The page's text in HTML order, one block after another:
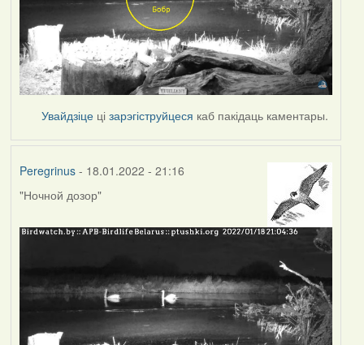
Увайдзіце цізарэгіструйцеся каб пакідаць каментары.
Peregrinus- 18.01.2022 - 21:16
"Ночной дозор"